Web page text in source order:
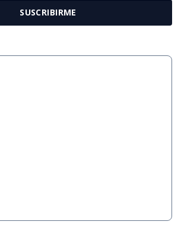
SUSCRIBIRME